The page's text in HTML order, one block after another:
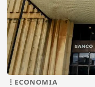
ECONOMIA